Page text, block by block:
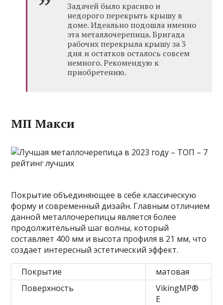
Задачей было красиво и
недорого перекрыть крышу в
доме. Идеально подошла именно
эта металлочерепица. Бригада
рабочих перекрыла крышу за 3
дня и остатков осталось совсем
немного. Рекомендую к
приобретению.
МП Макси
Покрытие объединяющее в себе классическую
форму и современный дизайн. Главным отличием
данной металлочерепицы является более
продолжительный шаг волны, который
составляет 400 мм и высота профиля в 21 мм, что
создает интересный эстетический эффект.
Покрытие
матовая
Поверхность
VikingMP®
Е